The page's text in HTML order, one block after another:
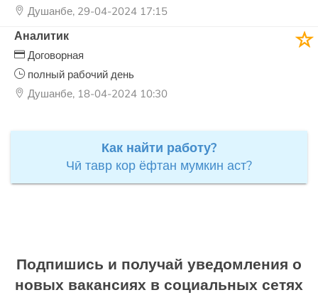
Душанбе, 29-04-2024 17:15
Аналитик
Договорная
полный рабочий день
Душанбе, 18-04-2024 10:30
Как найти работу?
Чӣ тавр кор ёфтан мумкин аст?
Подпишись и получай уведомления о
новых вакансиях в социальных сетях